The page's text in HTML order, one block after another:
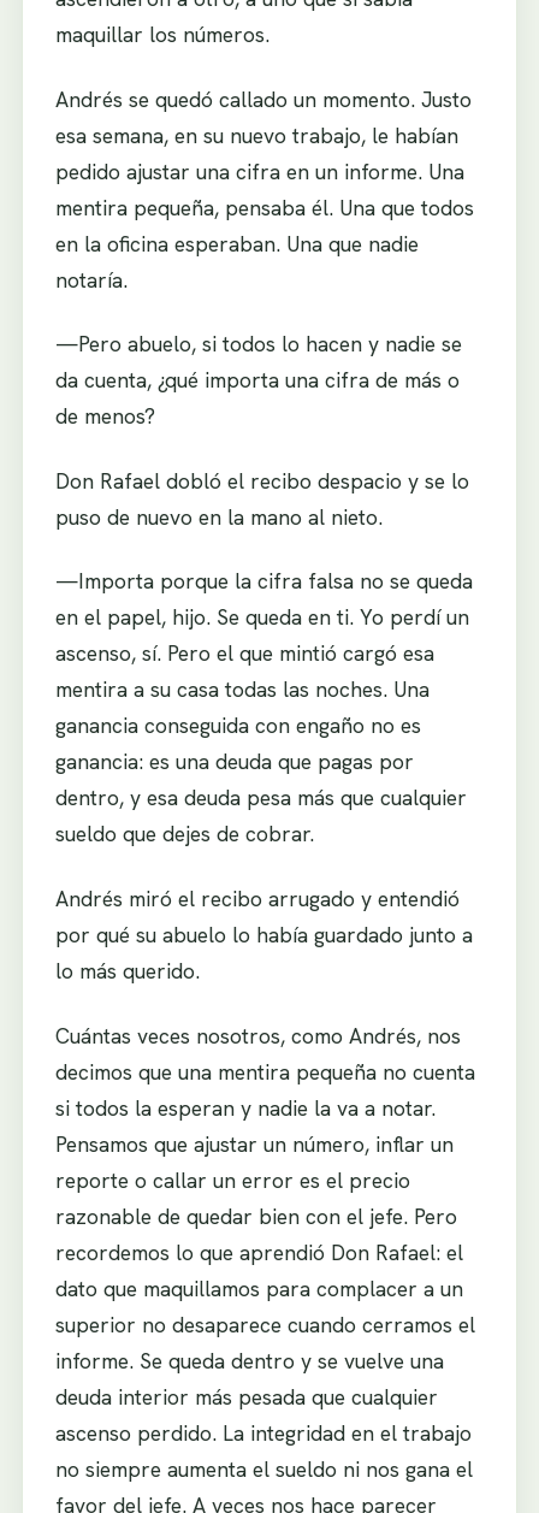
maquillar los números.
Andrés se quedó callado un momento. Justo
esa semana, en su nuevo trabajo, le habían
pedido ajustar una cifra en un informe. Una
mentira pequeña, pensaba él. Una que todos
en la oficina esperaban. Una que nadie
notaría.
—Pero abuelo, si todos lo hacen y nadie se
da cuenta, ¿qué importa una cifra de más o
de menos?
Don Rafael dobló el recibo despacio y se lo
puso de nuevo en la mano al nieto.
—Importa porque la cifra falsa no se queda
en el papel, hijo. Se queda en ti. Yo perdí un
ascenso, sí. Pero el que mintió cargó esa
mentira a su casa todas las noches. Una
ganancia conseguida con engaño no es
ganancia: es una deuda que pagas por
dentro, y esa deuda pesa más que cualquier
sueldo que dejes de cobrar.
Andrés miró el recibo arrugado y entendió
por qué su abuelo lo había guardado junto a
lo más querido.
Cuántas veces nosotros, como Andrés, nos
decimos que una mentira pequeña no cuenta
si todos la esperan y nadie la va a notar.
Pensamos que ajustar un número, inflar un
reporte o callar un error es el precio
razonable de quedar bien con el jefe. Pero
recordemos lo que aprendió Don Rafael: el
dato que maquillamos para complacer a un
superior no desaparece cuando cerramos el
informe. Se queda dentro y se vuelve una
deuda interior más pesada que cualquier
ascenso perdido. La integridad en el trabajo
no siempre aumenta el sueldo ni nos gana el
favor del jefe. A veces nos hace parecer